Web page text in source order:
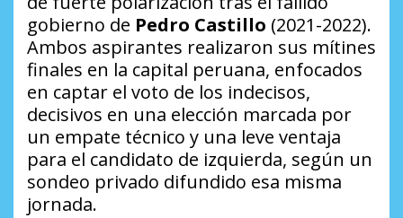
gobierno de Pedro Castillo (2021-2022).
Ambos aspirantes realizaron sus mítines
finales en la capital peruana, enfocados
en captar el voto de los indecisos,
decisivos en una elección marcada por
un empate técnico y una leve ventaja
para el candidato de izquierda, según un
sondeo privado difundido esa misma
jornada.